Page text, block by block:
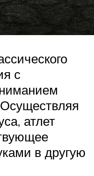
с
атлет
в другую